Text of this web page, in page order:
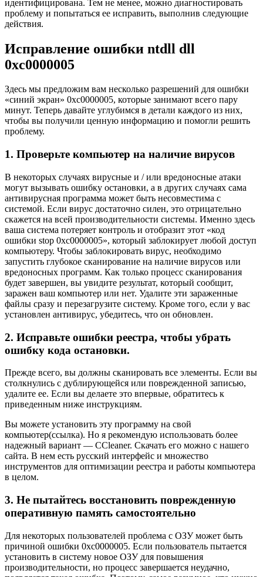
идентифицирована. Тем не менее, можно диагностировать
проблему и попытаться ее исправить, выполнив следующие
действия.
Исправление ошибки ntdll dll
0xc0000005
Здесь мы предложим вам несколько разрешений для ошибки
«синий экран» 0xc0000005, которые занимают всего пару
минут. Теперь давайте углубимся в детали каждого из них,
чтобы вы получили ценную информацию и помогли решить
проблему.
1. Проверьте компьютер на наличие вирусов
В некоторых случаях вирусные и / или вредоносные атаки
могут вызывать ошибку остановки, а в других случаях сама
антивирусная программа может быть несовместима с
системой. Если вирус достаточно силен, это отрицательно
скажется на всей производительности системы. Именно здесь
ваша система потеряет контроль и отобразит этот «код
ошибки stop 0xc0000005», который заблокирует любой доступ
компьютеру. Чтобы заблокировать вирус, необходимо
запустить глубокое сканирование на наличие вирусов или
вредоносных программ. Как только процесс сканирования
будет завершен, вы увидите результат, который сообщит,
заражен ваш компьютер или нет. Удалите эти зараженные
файлы сразу и перезагрузите систему. Кроме того, если у вас
установлен антивирус, убедитесь, что он обновлен.
2. Исправьте ошибки реестра, чтобы убрать
ошибку кода остановки.
Прежде всего, вы должны сканировать все элементы. Если вы
столкнулись с дублирующейся или поврежденной записью,
удалите ее. Если вы делаете это впервые, обратитесь к
приведенным ниже инструкциям.
Вы можете установить эту программу на свой
компьютер(ссылка). Но я рекомендую использовать более
надежный вариант — CCleaner. Скачать его можно с нашего
сайта. В нем есть русский интерфейс и множество
инструментов для оптимизации реестра и работы компьютера
в целом.
3. Не пытайтесь восстановить поврежденную
оперативную память самостоятельно
Для некоторых пользователей проблема с ОЗУ может быть
причиной ошибки 0xc0000005. Если пользователь пытается
установить в систему новое ОЗУ для повышения
производительности, но процесс завершается неудачно,